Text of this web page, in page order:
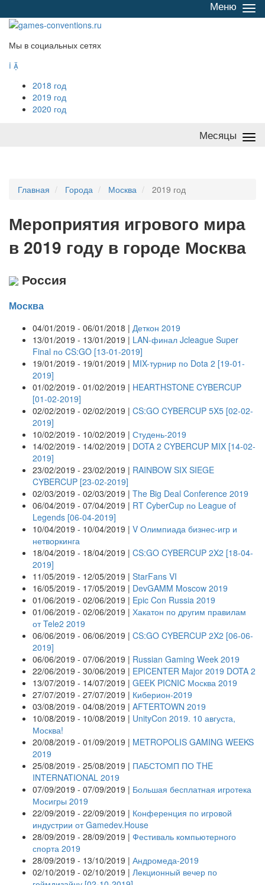
/
Меню
Мы в социальных сетях
 
2018 год
2019 год
2020 год
Месяцы
Главная Города Москва 2019 год
Мероприятия игрового мира
в 2019 году в городе Москва
Россия
Москва
04/01/2019 - 06/01/2018 | Деткон 2019
13/01/2019 - 13/01/2019 | LAN-финал Jcleague Super
Final по CS:GO [13-01-2019]
19/01/2019 - 19/01/2019 | MIX-турнир по Dota 2 [19-01-
2019]
01/02/2019 - 01/02/2019 | HEARTHSTONE CYBERCUP
[01-02-2019]
02/02/2019 - 02/02/2019 | CS:GO CYBERCUP 5X5 [02-02-
2019]
10/02/2019 - 10/02/2019 | Студень-2019
14/02/2019 - 14/02/2019 | DOTA 2 CYBERCUP MIX [14-02-
2019]
23/02/2019 - 23/02/2019 | RAINBOW SIX SIEGE
CYBERCUP [23-02-2019]
02/03/2019 - 02/03/2019 | The Big Deal Conference 2019
06/04/2019 - 07/04/2019 | RT CyberCup по League of
Legends [06-04-2019]
10/04/2019 - 10/04/2019 | V Олимпиада бизнес-игр и
нетворкинга
18/04/2019 - 18/04/2019 | CS:GO CYBERCUP 2X2 [18-04-
2019]
11/05/2019 - 12/05/2019 | StarFans VI
16/05/2019 - 17/05/2019 | DevGAMM Moscow 2019
01/06/2019 - 02/06/2019 | Epic Con Russia 2019
01/06/2019 - 02/06/2019 | Хакатон по другим правилам
от Tele2 2019
06/06/2019 - 06/06/2019 | CS:GO CYBERCUP 2X2 [06-06-
2019]
06/06/2019 - 07/06/2019 | Russian Gaming Week 2019
22/06/2019 - 30/06/2019 | EPICENTER Major 2019 DOTA 2
13/07/2019 - 14/07/2019 | GEEK PICNIC Москва 2019
27/07/2019 - 27/07/2019 | Киберион-2019
03/08/2019 - 04/08/2019 | AFTERTOWN 2019
10/08/2019 - 10/08/2019 | UnityCon 2019. 10 августа,
Москва!
20/08/2019 - 01/09/2019 | METROPOLIS GAMING WEEKS
2019
25/08/2019 - 25/08/2019 | ПАБСТОМП ПО THE
INTERNATIONAL 2019
07/09/2019 - 07/09/2019 | Большая бесплатная игротека
Мосигры 2019
22/09/2019 - 22/09/2019 | Конференция по игровой
индустрии от Gamedev.House
28/09/2019 - 28/09/2019 | Фестиваль компьютерного
спорта 2019
28/09/2019 - 13/10/2019 | Андромеда-2019
02/10/2019 - 02/10/2019 | Лекционный вечер по